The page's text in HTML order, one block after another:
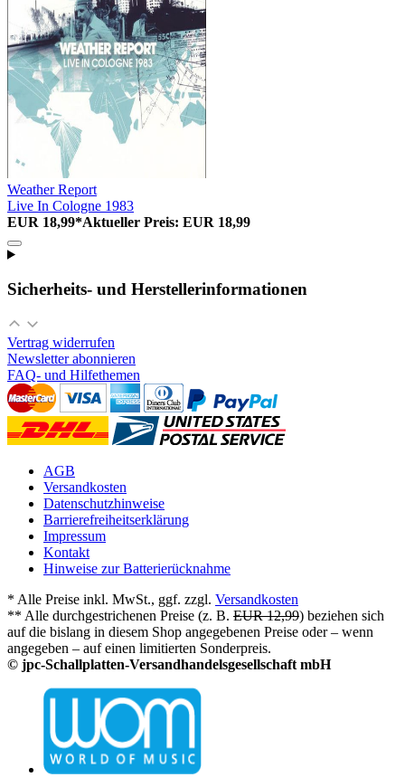
Weather Report
Live In Cologne 1983
EUR 18,99*Aktueller Preis: EUR 18,99
Sicherheits- und Herstellerinformationen
Vertrag widerrufen
Newsletter abonnieren
FAQ- und Hilfethemen
AGB
Versandkosten
Datenschutzhinweise
Barrierefreiheitserklärung
Impressum
Kontakt
Hinweise zur Batterierücknahme
* Alle Preise inkl. MwSt., ggf. zzgl. Versandkosten
** Alle durchgestrichenen Preise (z. B. EUR 12,99) beziehen sich
auf die bislang in diesem Shop angegebenen Preise oder – wenn
angegeben – auf einen limitierten Sonderpreis.
© jpc-Schallplatten-Versandhandelsgesellschaft mbH